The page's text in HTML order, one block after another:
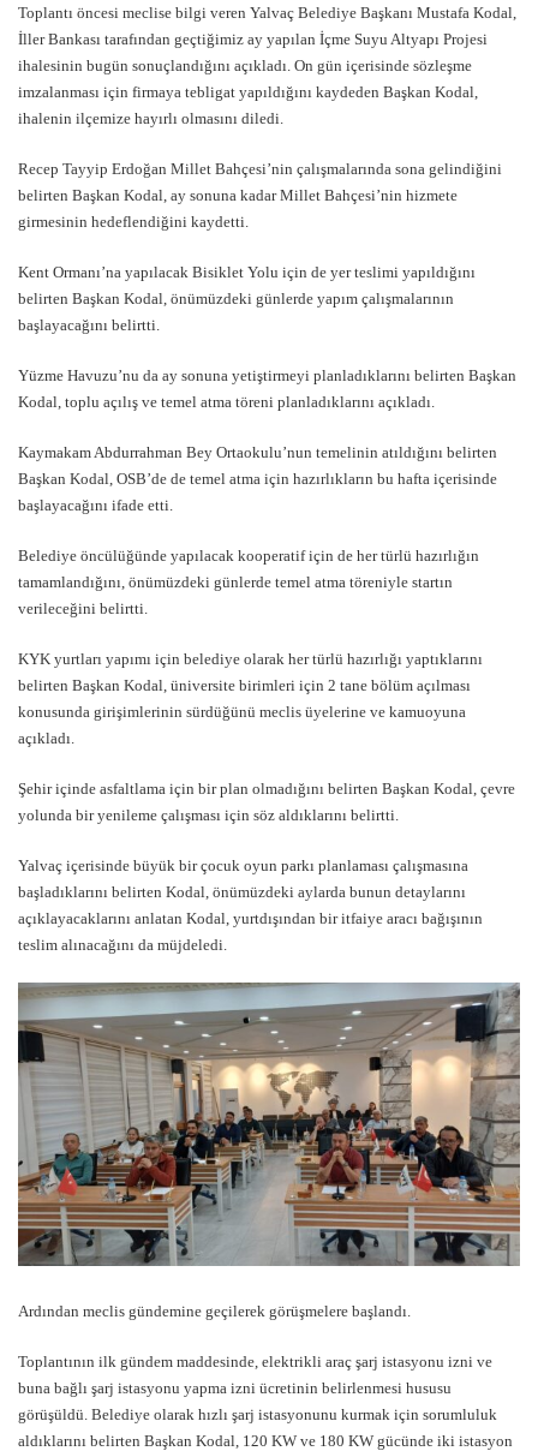
Toplantı öncesi meclise bilgi veren Yalvaç Belediye Başkanı Mustafa Kodal,
İller Bankası tarafından geçtiğimiz ay yapılan İçme Suyu Altyapı Projesi
ihalesinin bugün sonuçlandığını açıkladı. On gün içerisinde sözleşme
imzalanması için firmaya tebligat yapıldığını kaydeden Başkan Kodal,
ihalenin ilçemize hayırlı olmasını diledi.
Recep Tayyip Erdoğan Millet Bahçesi’nin çalışmalarında sona gelindiğini
belirten Başkan Kodal, ay sonuna kadar Millet Bahçesi’nin hizmete
girmesinin hedeflendiğini kaydetti.
Kent Ormanı’na yapılacak Bisiklet Yolu için de yer teslimi yapıldığını
belirten Başkan Kodal, önümüzdeki günlerde yapım çalışmalarının
başlayacağını belirtti.
Yüzme Havuzu’nu da ay sonuna yetiştirmeyi planladıklarını belirten Başkan
Kodal, toplu açılış ve temel atma töreni planladıklarını açıkladı.
Kaymakam Abdurrahman Bey Ortaokulu’nun temelinin atıldığını belirten
Başkan Kodal, OSB’de de temel atma için hazırlıkların bu hafta içerisinde
başlayacağını ifade etti.
Belediye öncülüğünde yapılacak kooperatif için de her türlü hazırlığın
tamamlandığını, önümüzdeki günlerde temel atma töreniyle startın
verileceğini belirtti.
KYK yurtları yapımı için belediye olarak her türlü hazırlığı yaptıklarını
belirten Başkan Kodal, üniversite birimleri için 2 tane bölüm açılması
konusunda girişimlerinin sürdüğünü meclis üyelerine ve kamuoyuna
açıkladı.
Şehir içinde asfaltlama için bir plan olmadığını belirten Başkan Kodal, çevre
yolunda bir yenileme çalışması için söz aldıklarını belirtti.
Yalvaç içerisinde büyük bir çocuk oyun parkı planlaması çalışmasına
başladıklarını belirten Kodal, önümüzdeki aylarda bunun detaylarını
açıklayacaklarını anlatan Kodal, yurtdışından bir itfaiye aracı bağışının
teslim alınacağını da müjdeledi.
Ardından meclis gündemine geçilerek görüşmelere başlandı.
Toplantının ilk gündem maddesinde, elektrikli araç şarj istasyonu izni ve
buna bağlı şarj istasyonu yapma izni ücretinin belirlenmesi hususu
görüşüldü. Belediye olarak hızlı şarj istasyonunu kurmak için sorumluluk
aldıklarını belirten Başkan Kodal, 120 KW ve 180 KW gücünde iki istasyon